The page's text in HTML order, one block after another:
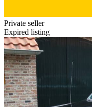
Private seller
Expired listing